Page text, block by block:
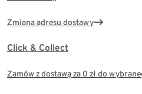
Zmiana adresu dostawy
Click & Collect
Zamów z dostawą za 0 zł do